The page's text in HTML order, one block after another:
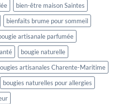
bien-être maison Saintes
bienfaits brume pour sommeil
artisanale parfumée
bougie naturelle
artisanales Charente-Maritime
bougies naturelles pour allergies